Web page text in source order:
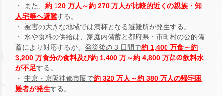
・ また、 約 120 万人～約 270 万人が比較的近くの親族・知
人宅等へ避難する。
・ 被害の大きな地域では満杯となる避難所が発生する。
・ 水や食料の供給は、家庭内備蓄と都府県・市町村の公的備
蓄により対応するが、 発災後の 3 日間で約 1,400 万食～約
3,200 万食分の食料及び約 1,400 万～約 4,800 万㍑の飲料水
が不足する。
・ 中京・京阪神都市圏で約 320 万人～約 380 万人の帰宅困
難者が発生する。